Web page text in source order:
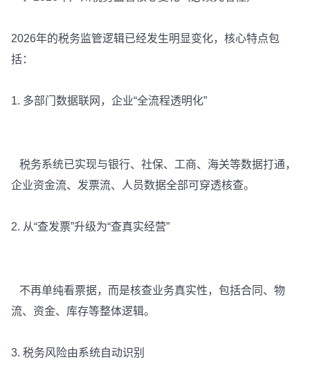
2026年的税务监管逻辑已经发生明显变化，核心特点包
括：
1. 多部门数据联网，企业“全流程透明化”
税务系统已实现与银行、社保、工商、海关等数据打通，
企业资金流、发票流、人员数据全部可穿透核查。
2. 从“查发票”升级为“查真实经营”
不再单纯看票据，而是核查业务真实性，包括合同、物
流、资金、库存等整体逻辑。
3. 税务风险由系统自动识别